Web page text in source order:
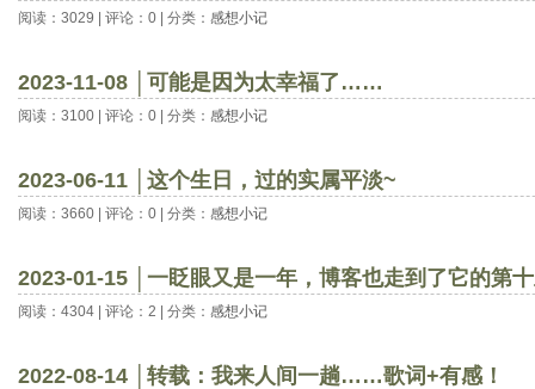
阅读：3029 | 评论：0 | 分类： 感想小记
2023-11-08 │可能是因为太幸福了……
阅读：3100 | 评论：0 | 分类： 感想小记
2023-06-11 │这个生日，过的实属平淡~
阅读：3660 | 评论：0 | 分类： 感想小记
2023-01-15 │一眨眼又是一年，博客也走到了它的第
阅读：4304 | 评论：2 | 分类： 感想小记
2022-08-14 │转载：我来人间一趟……歌词+有感！